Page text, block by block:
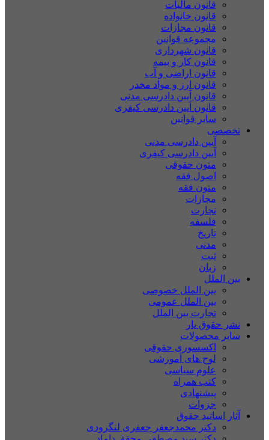
قانون مالیات
قانون خانواده
قانون مجازات
مجموعه قوانین
قانون شهرداری
قانون کار و بیمه
قانون اراضی و آب
قانون ارز و مواد مخدر
قانون آیین دادرسی مدنی
قانون آیین دادرسی کیفری
سایر قوانین
تخصصی
آیین دادرسی مدنی
آیین دادرسی کیفری
متون حقوقی
اصول فقه
متون فقه
مجازات
تجارت
فلسفه
تاریخ
مدنی
ثبت
زبان
بین الملل
بین الملل خصوصی
بین الملل عمومی
تجارت بین الملل
نشر حقوق یار
سایر محصولات
اکسسوری حقوقی
لوح های آموزشی
علوم سیاسی
کتب همراه
پیشنهادی
جزوات
آثار اساتید حقوق
دکتر محمدجعفر جعفری لنگرودی